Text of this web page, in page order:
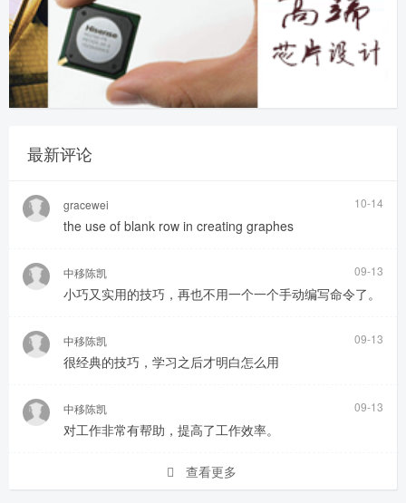
最新评论
gracewei 10-14
the use of blank row in creating graphes
中移陈凯 09-13
小巧又实用的技巧，再也不用一个一个手动编写命令了。
中移陈凯 09-13
很经典的技巧，学习之后才明白怎么用
中移陈凯 09-13
对工作非常有帮助，提高了工作效率。
查看更多